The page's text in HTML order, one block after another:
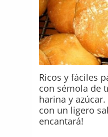
Ricos y fáciles
con sémola de
harina y
con un ligero
encantará!